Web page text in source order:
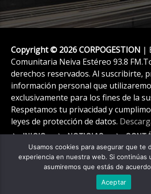
Copyright © 2026 CORPOGESTION |
Comunitaria Neiva Estéreo 93.8
derechos reservados. Al suscribirte,
información personal que
exclusivamente para los fines de la
Respetamos tu privacidad y
leyes de protección de datos.
INICIO NOTICIAS
Usamos cookies para asegurar que te
experiencia en nuestra web. Si continúas
asumiremos que estás de
Aceptar